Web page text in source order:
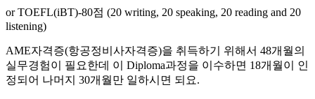
or TOEFL(iBT)-80점 (20 writing, 20 speaking, 20 reading and 20
listening)
AME자격증(항공정비사자격증)을 취득하기 위해서 48개월의
실무경험이 필요한데 이 Diploma과정을 이수하면 18개월이 인
정되어 나머지 30개월만 일하시면 되요.